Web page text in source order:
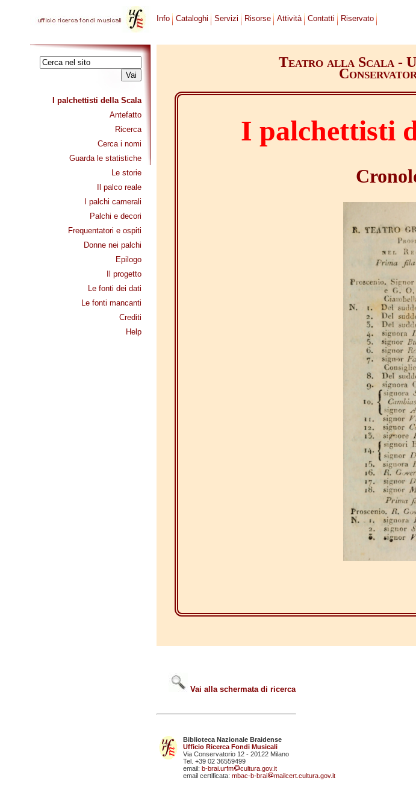
I palchettisti della Scala
Antefatto
Ricerca
Cerca i nomi
Guarda le statistiche
Le storie
Il palco reale
I palchi camerali
Palchi e decori
Frequentatori e ospiti
Donne nei palchi
Epilogo
Il progetto
Le fonti dei dati
Le fonti mancanti
Crediti
Help
Info Cataloghi Servizi Risorse Attività Contatti Riservato
Teatro alla Scala -
I palchettisti
Vai alla schermata di ricerca
Biblioteca Nazionale Braidense
Ufficio Ricerca Fondi Musicali
Via Conservatorio 12 - 20122 Milano
Tel. +39 02 36559499
email: b-brai.urfm
cultura.gov.it
email certificata: mbac-b-brai mailcert.cultura.gov.it